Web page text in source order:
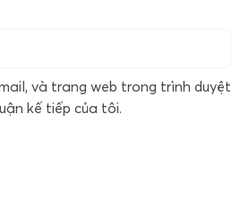
và trang web trong trình duyệt
kế tiếp của tôi.